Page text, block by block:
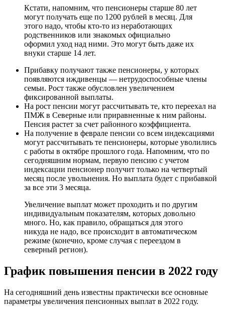
Кстати, напомним, что пенсионеры старше 80 лет
могут получать еще по 1200 рублей в месяц. Для
этого надо, чтобы кто-то из неработающих
родственников или знакомых официально
оформил уход над ними. Это могут быть даже их
внуки старше 14 лет.
Прибавку получают также пенсионеры, у которых
появляются иждивенцы — нетрудоспособные члены
семьи. Рост также обусловлен увеличением
фиксированной выплаты.
На рост пенсии могут рассчитывать те, кто переехал на
ПМЖ в Северные или приравненные к ним районы.
Пенсия растет за счет районного коэффициента.
На получение в феврале пенсии со всем индексациями
могут рассчитывать те пенсионеры, которые уволились
с работы в октябре прошлого года. Напомним, что по
сегодняшним нормам, первую пенсию с учетом
индексации пенсионер получит только на четвертый
месяц после увольнения. Но выплата будет с прибавкой
за все эти 3 месяца.
Увеличение выплат может проходить и по другим
индивидуальным показателям, которых довольно
много. Но, как правило, обращаться для этого
никуда не надо, все происходит в автоматическом
режиме (конечно, кроме случая с переездом в
северный регион).
График повышения пенсии в 2022 году
На сегодняшний день известны практически все основные
параметры увеличения пенсионных выплат в 2022 году.